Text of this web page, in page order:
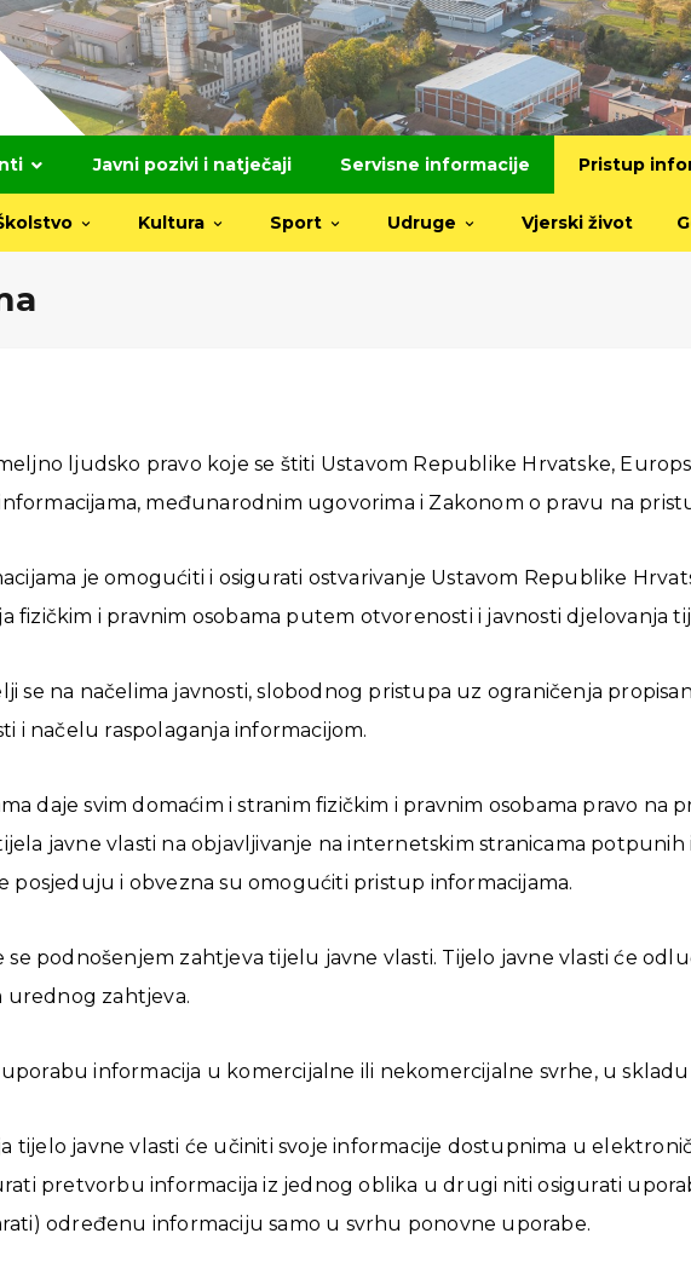
Javni pozivi i natječaji Servisne informacije Pristup
Kultura Sport Udruge Vjerski život
ljudsko pravo koje se štiti Ustavom Republike Hrvatske,
međunarodnim ugovorima i Zakonom o pravu na
je omogućiti i osigurati ostvarivanje Ustavom Republike
fizičkim i pravnim osobama putem otvorenosti i javnosti djelovanja
se na načelima javnosti, slobodnog pristupa uz ograničenja
i načelu raspolaganja informacijom.
daje svim domaćim i stranim fizičkim i pravnim osobama pravo na
javne vlasti na objavljivanje na internetskim stranicama potpunih
posjeduju i obvezna su omogućiti pristup informacijama.
podnošenjem zahtjeva tijelu javne vlasti. Tijelo javne vlasti će
urednog zahtjeva.
informacija u komercijalne ili nekomercijalne svrhe, u
tijelo javne vlasti će učiniti svoje informacije dostupnima u
pretvorbu informacija iz jednog oblika u drugi niti osigurati
određenu informaciju samo u svrhu ponovne uporabe.